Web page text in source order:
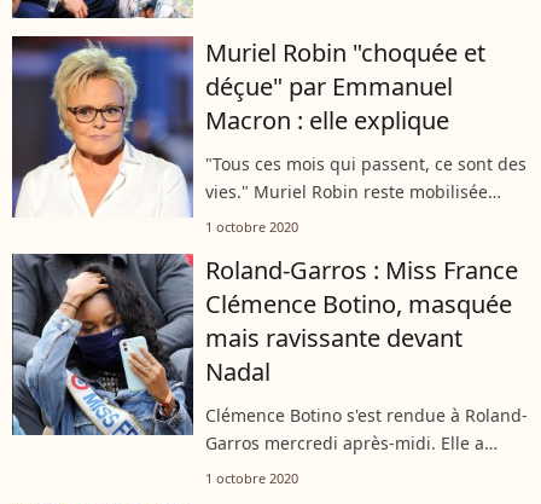
visioconférence dévoilée ce jeudi. Tout
sourire,...
Muriel Robin "choquée et
déçue" par Emmanuel
Macron : elle explique
"Tous ces mois qui passent, ce sont des
vies." Muriel Robin reste mobilisée
contre les violences conjugales et
parole auprès du président de...
1 octobre 2020
Roland-Garros : Miss France
Clémence Botino, masquée
mais ravissante devant
Nadal
Clémence Botino s'est rendue à Roland-
Garros mercredi après-midi. Elle a
assisté à la qualification de Rafael
1 octobre 2020